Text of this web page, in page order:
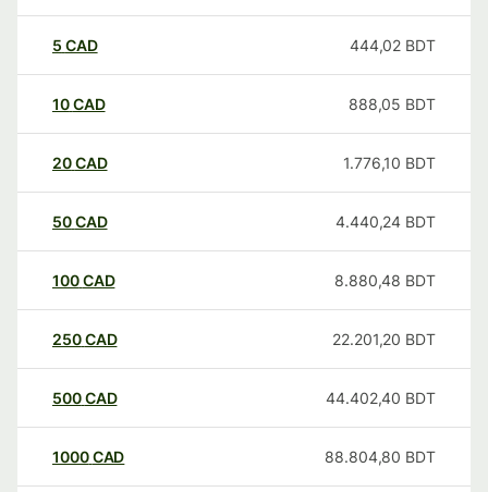
5 CAD 444,02 BDT
10CAD 888,05 BDT
20CAD 1.776,10 BDT
50CAD 4.440,24 BDT
100CAD 8.880,48 BDT
250CAD 22.201,20 BDT
500CAD 44.402,40 BDT
1000CAD 88.804,80 BDT